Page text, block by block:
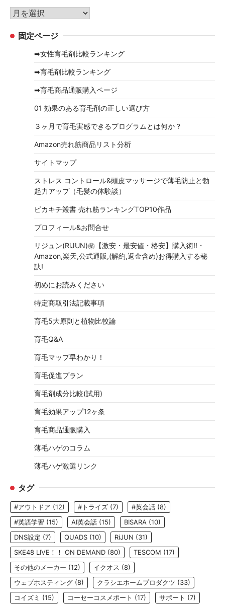
リ
ー
ア
カ 固定ページ
➡女性育毛剤比較ランキング
➡育毛剤比較ランキング
➡育毛商品通販購入ページ
01 効果のある育毛剤の正しい選び方
３ヶ月で育毛実感できるプログラムとは何か？
Amazon売れ筋商品リスト分析
サイトマップ
ストレス コントロール&頭皮マッサージで薄毛防止と勃
起力アップ（毛髪の体験談）
ピカキチ叢書 売れ筋ランキングTOP10作品
プロフィール&お問合せ
リジュン(RiJUN)㊙【激安・最安値・格安】購入術!!・
Amazon,楽天,公式通販,(解約,返金含め)お得購入する秘
訣!
初めにお読みください
特定商取引法記載事項
育毛5大原則と植物比較論
育毛Q&A
育毛マップ早わかり！
育毛促進プラン
育毛剤成分比較(試用)
育毛効果アップ12ヶ条
育毛商品通販購入
薄毛ハゲのコラム
薄毛ハゲ激選リンク
タグ
#アウトドア (12) #トライズ (7) #英会話 (8)
#英語学習 (15) AI英会話 (15) BISARA (10)
DNS設定 (7) QUADS (10) RiJUN (31)
SKE48 LIVE！！ ON DEMAND (80) TESCOM (17)
その他のメーカー (12) イクオス (8)
ウェブホスティング (8) クラシエホームプロダクツ (33)
コイズミ (15) コーセーコスメポート (17) サポート (7)